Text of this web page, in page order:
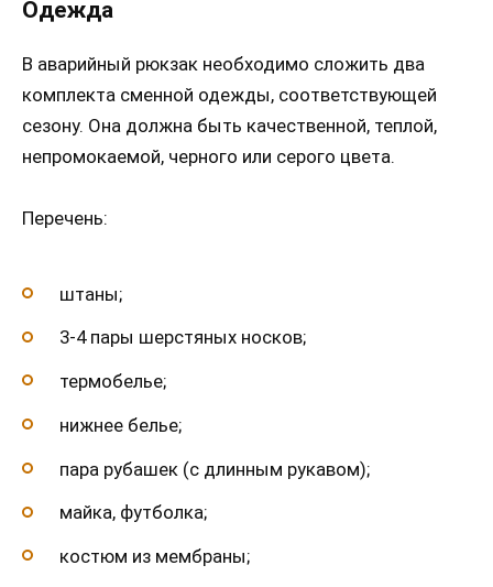
Одежда
В аварийный рюкзак необходимо сложить два
комплекта сменной одежды, соответствующей
сезону. Она должна быть качественной, теплой,
непромокаемой, черного или серого цвета.
Перечень:
штаны;
3-4 пары шерстяных носков;
термобелье;
нижнее белье;
пара рубашек (с длинным рукавом);
майка, футболка;
костюм из мембраны;